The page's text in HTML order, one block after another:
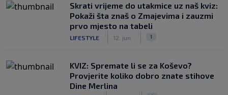
Skrati vrijeme do utakmice uz naš kviz:
Pokaži šta znaš o Zmajevima i zauzmi
prvo mjesto na tabeli
LIFESTYLE 12. jun. 1
KVIZ: Spremate li se za Koševo?
Provjerite koliko dobro znate stihove
Dine Merlina